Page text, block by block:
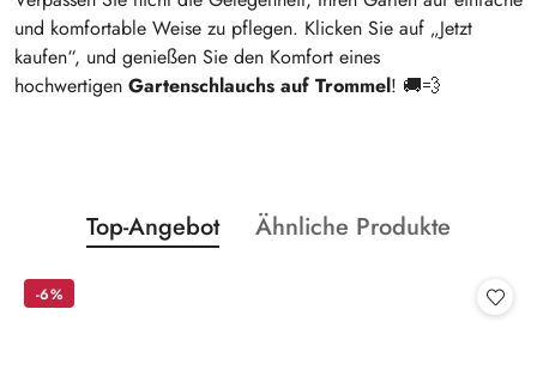
und komfortable Weise zu pflegen. Klicken Sie auf „Jetzt
kaufen“, und genießen Sie den Komfort eines
hochwertigen Gartenschlauchs auf Trommel! 🚚💨
Überspringen Sie das Karussell der Produkte
Statusprodukte:
Top-Angebot Statusprodukte:
Ähnliche Produkte
-6%